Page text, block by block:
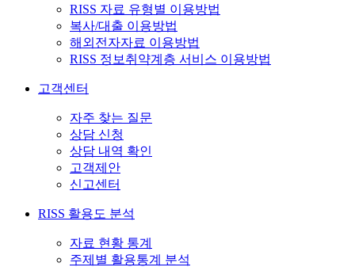
RISS 자료 유형별 이용방법
복사/대출 이용방법
해외전자자료 이용방법
RISS 정보취약계층 서비스 이용방법
고객센터
자주 찾는 질문
상담 신청
상담 내역 확인
고객제안
신고센터
RISS 활용도 분석
자료 현황 통계
주제별 활용통계 분석